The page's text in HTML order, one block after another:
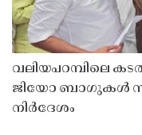
വലിയപറമ്പിലെ
ജിയോ ബാഗുകൾ
നിർദേശം